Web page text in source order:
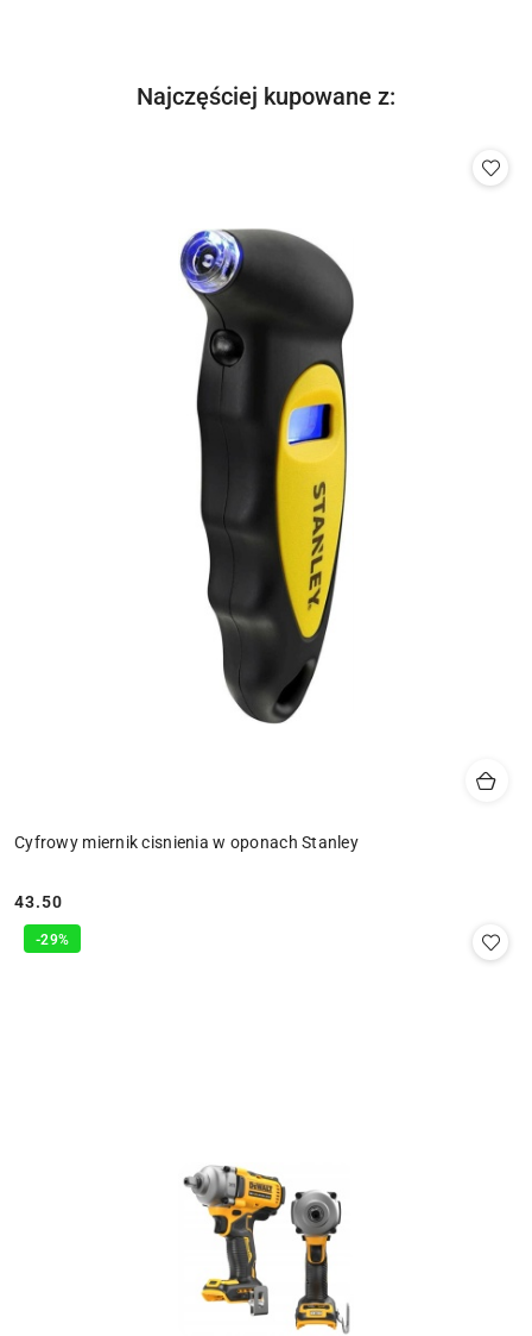
Pomiń karuzelę produktów
Produkty
Najczęściej kupowane z:
Cyfrowy miernik cisnienia w oponach Stanley
Cena:
43.50
-29%